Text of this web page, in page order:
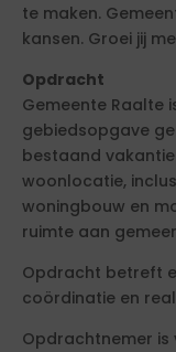
te maken.
kansen. Groei jij
Opdracht
Gemeente Raalte
gebiedsopgave
bestaand
woonlocatie,
woningbouw en
ruimte aan
Opdracht betreft
coördinatie en
Opdrachtnemer